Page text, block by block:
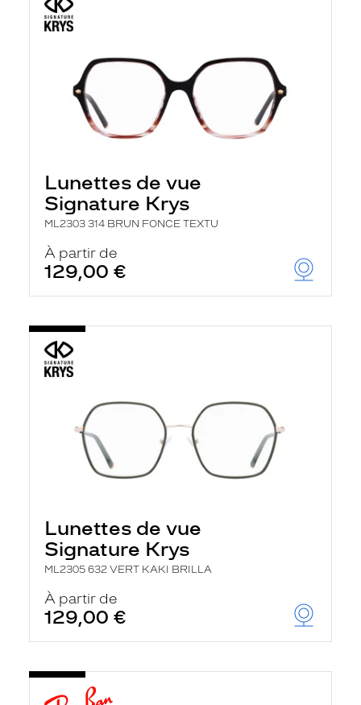
Lunettes de vue
Signature Krys
ML2303 314 BRUN FONCE TEXTU
À partir de
129,00 €
Lunettes de vue
Signature Krys
ML2305 632 VERT KAKI BRILLA
À partir de
129,00 €